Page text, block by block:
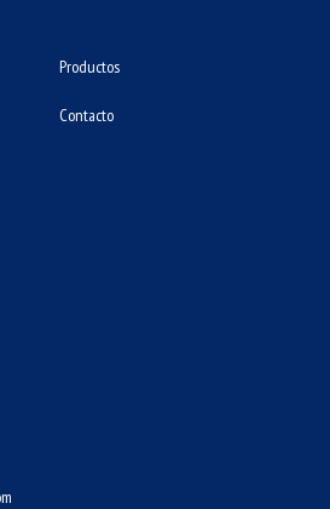
Productos
Contacto